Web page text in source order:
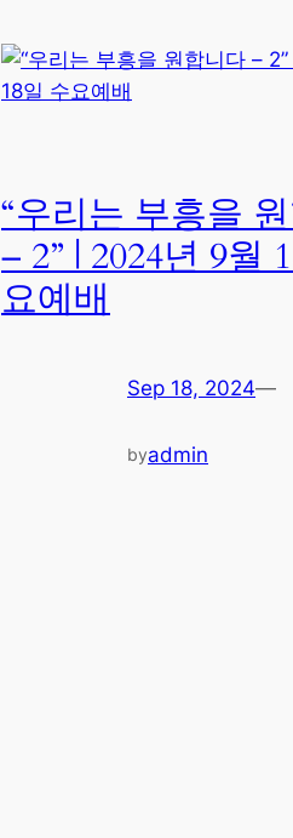
“우리는 부흥을
– 2” | 2024년 9월
요예배
Sep 18, 2024—
byadmin